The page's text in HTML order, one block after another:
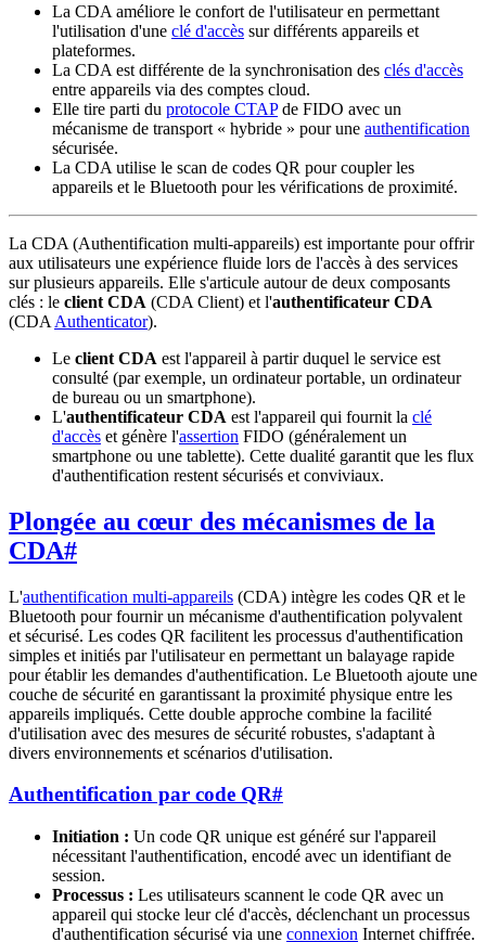
La CDA améliore le confort de l'utilisateur en permettant
l'utilisation d'une clé d'accès sur différents appareils et
plateformes.
La CDA est différente de la synchronisation des clés d'accès
entre appareils via des comptes cloud.
Elle tire parti du protocole CTAPde FIDO avec un
mécanisme de transport « hybride » pour une authentification
sécurisée.
La CDA utilise le scan de codes QR pour coupler les
appareils et le Bluetooth pour les vérifications de proximité.
La CDA (Authentification multi-appareils) est importante pour offrir
aux utilisateurs une expérience fluide lors de l'accès à des services
sur plusieurs appareils. Elle s'articule autour de deux composants
clés : le client CDA (CDA Client) et l'authentificateur CDA
(CDA Authenticator).
Le client CDA est l'appareil à partir duquel le service est
consulté (par exemple, un ordinateur portable, un ordinateur
de bureau ou un smartphone).
L'authentificateur CDA est l'appareil qui fournit la clé
d'accès et génère l'assertion FIDO (généralement un
smartphone ou une tablette). Cette dualité garantit que les flux
d'authentification restent sécurisés et conviviaux.
Plongée au cœur des mécanismes de la
CDA#
L'authentification multi-appareils (CDA) intègre les codes QR et le
Bluetooth pour fournir un mécanisme d'authentification polyvalent
et sécurisé. Les codes QR facilitent les processus d'authentification
simples et initiés par l'utilisateur en permettant un balayage rapide
pour établir les demandes d'authentification. Le Bluetooth ajoute une
couche de sécurité en garantissant la proximité physique entre les
appareils impliqués. Cette double approche combine la facilité
d'utilisation avec des mesures de sécurité robustes, s'adaptant à
divers environnements et scénarios d'utilisation.
Authentification par code QR#
Initiation : Un code QR unique est généré sur l'appareil
nécessitant l'authentification, encodé avec un identifiant de
session.
Processus : Les utilisateurs scannent le code QR avec un
appareil qui stocke leur clé d'accès, déclenchant un processus
d'authentification sécurisé via une connexion Internet chiffrée.